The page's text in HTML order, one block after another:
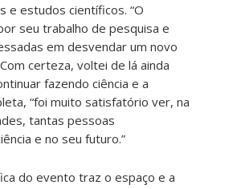
e estudos científicos. “O
seu trabalho de pesquisa e
em desvendar um novo
certeza, voltei de lá ainda
fazendo ciência e a
“foi muito satisfatório ver, na
tantas pessoas
e no seu futuro.”
do evento traz o espaço e a